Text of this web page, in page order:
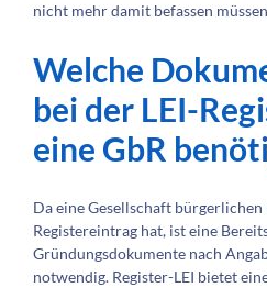
nicht mehr damit befassen
Welche
bei der LEI-
eine GbR
Da eine Gesellschaft bürgerlichen
Registereintrag hat, ist eine
Gründungsdokumente nach
notwendig. Register-LEI bietet